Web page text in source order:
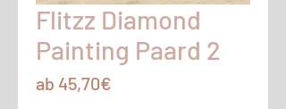
Flitzz Diamond
Painting Paard 2
ab 45,70€